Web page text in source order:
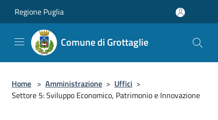
Regione Puglia
Comune di Grottaglie
Home > Amministrazione > Uffici >
Settore 5: Sviluppo Economico, Patrimonio e Innovazione